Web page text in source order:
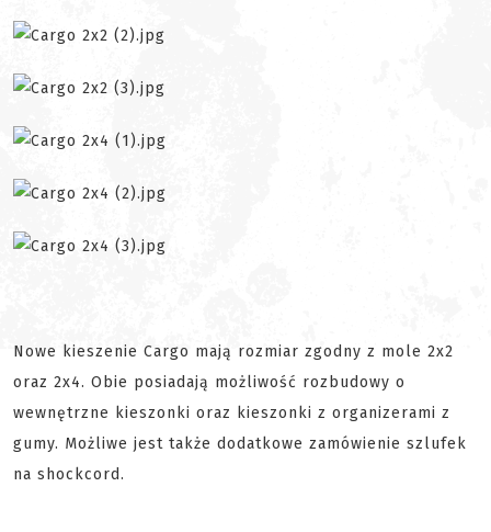
Nowe kieszenie Cargo mają rozmiar zgodny z mole 2x2
oraz 2x4. Obie posiadają możliwość rozbudowy o
wewnętrzne kieszonki oraz kieszonki z organizerami z
gumy. Możliwe jest także dodatkowe zamówienie szlufek
na shockcord.